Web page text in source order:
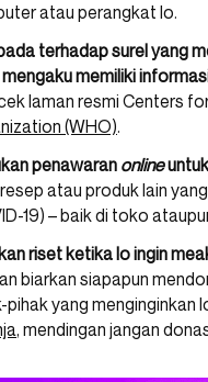
atau perangkat lo.
terhadap surel yang
memiliki
laman resmi Centers
(WHO).
penawaran online
atau produk lain
19) – baik di toko
riset ketika lo ingin
biarkan siapapun
pihak yang menginginkan
, mendingan jangan